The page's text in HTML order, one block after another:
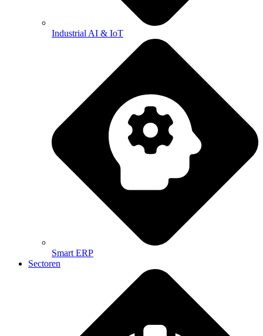
Industrial AI & IoT
Smart ERP
Sectoren